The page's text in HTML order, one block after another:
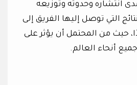
انتشاره وحدوثه وتوزيعه
التي توصل إليها الفريق إلى
حيث من المحتمل أن يؤثر على
أنحاء العالم.